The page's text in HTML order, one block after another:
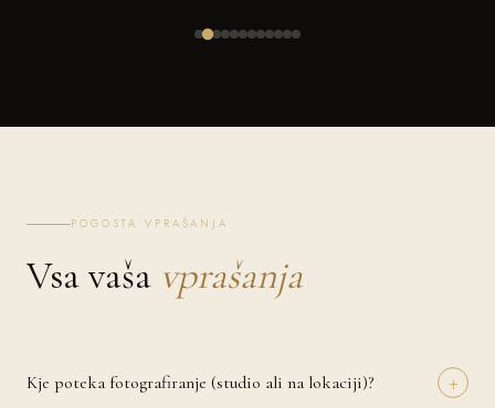
POGOSTA VPRAŠANJA
Vsa vaša vprašanja
Kje poteka fotografiranje (studio ali na lokaciji)? +